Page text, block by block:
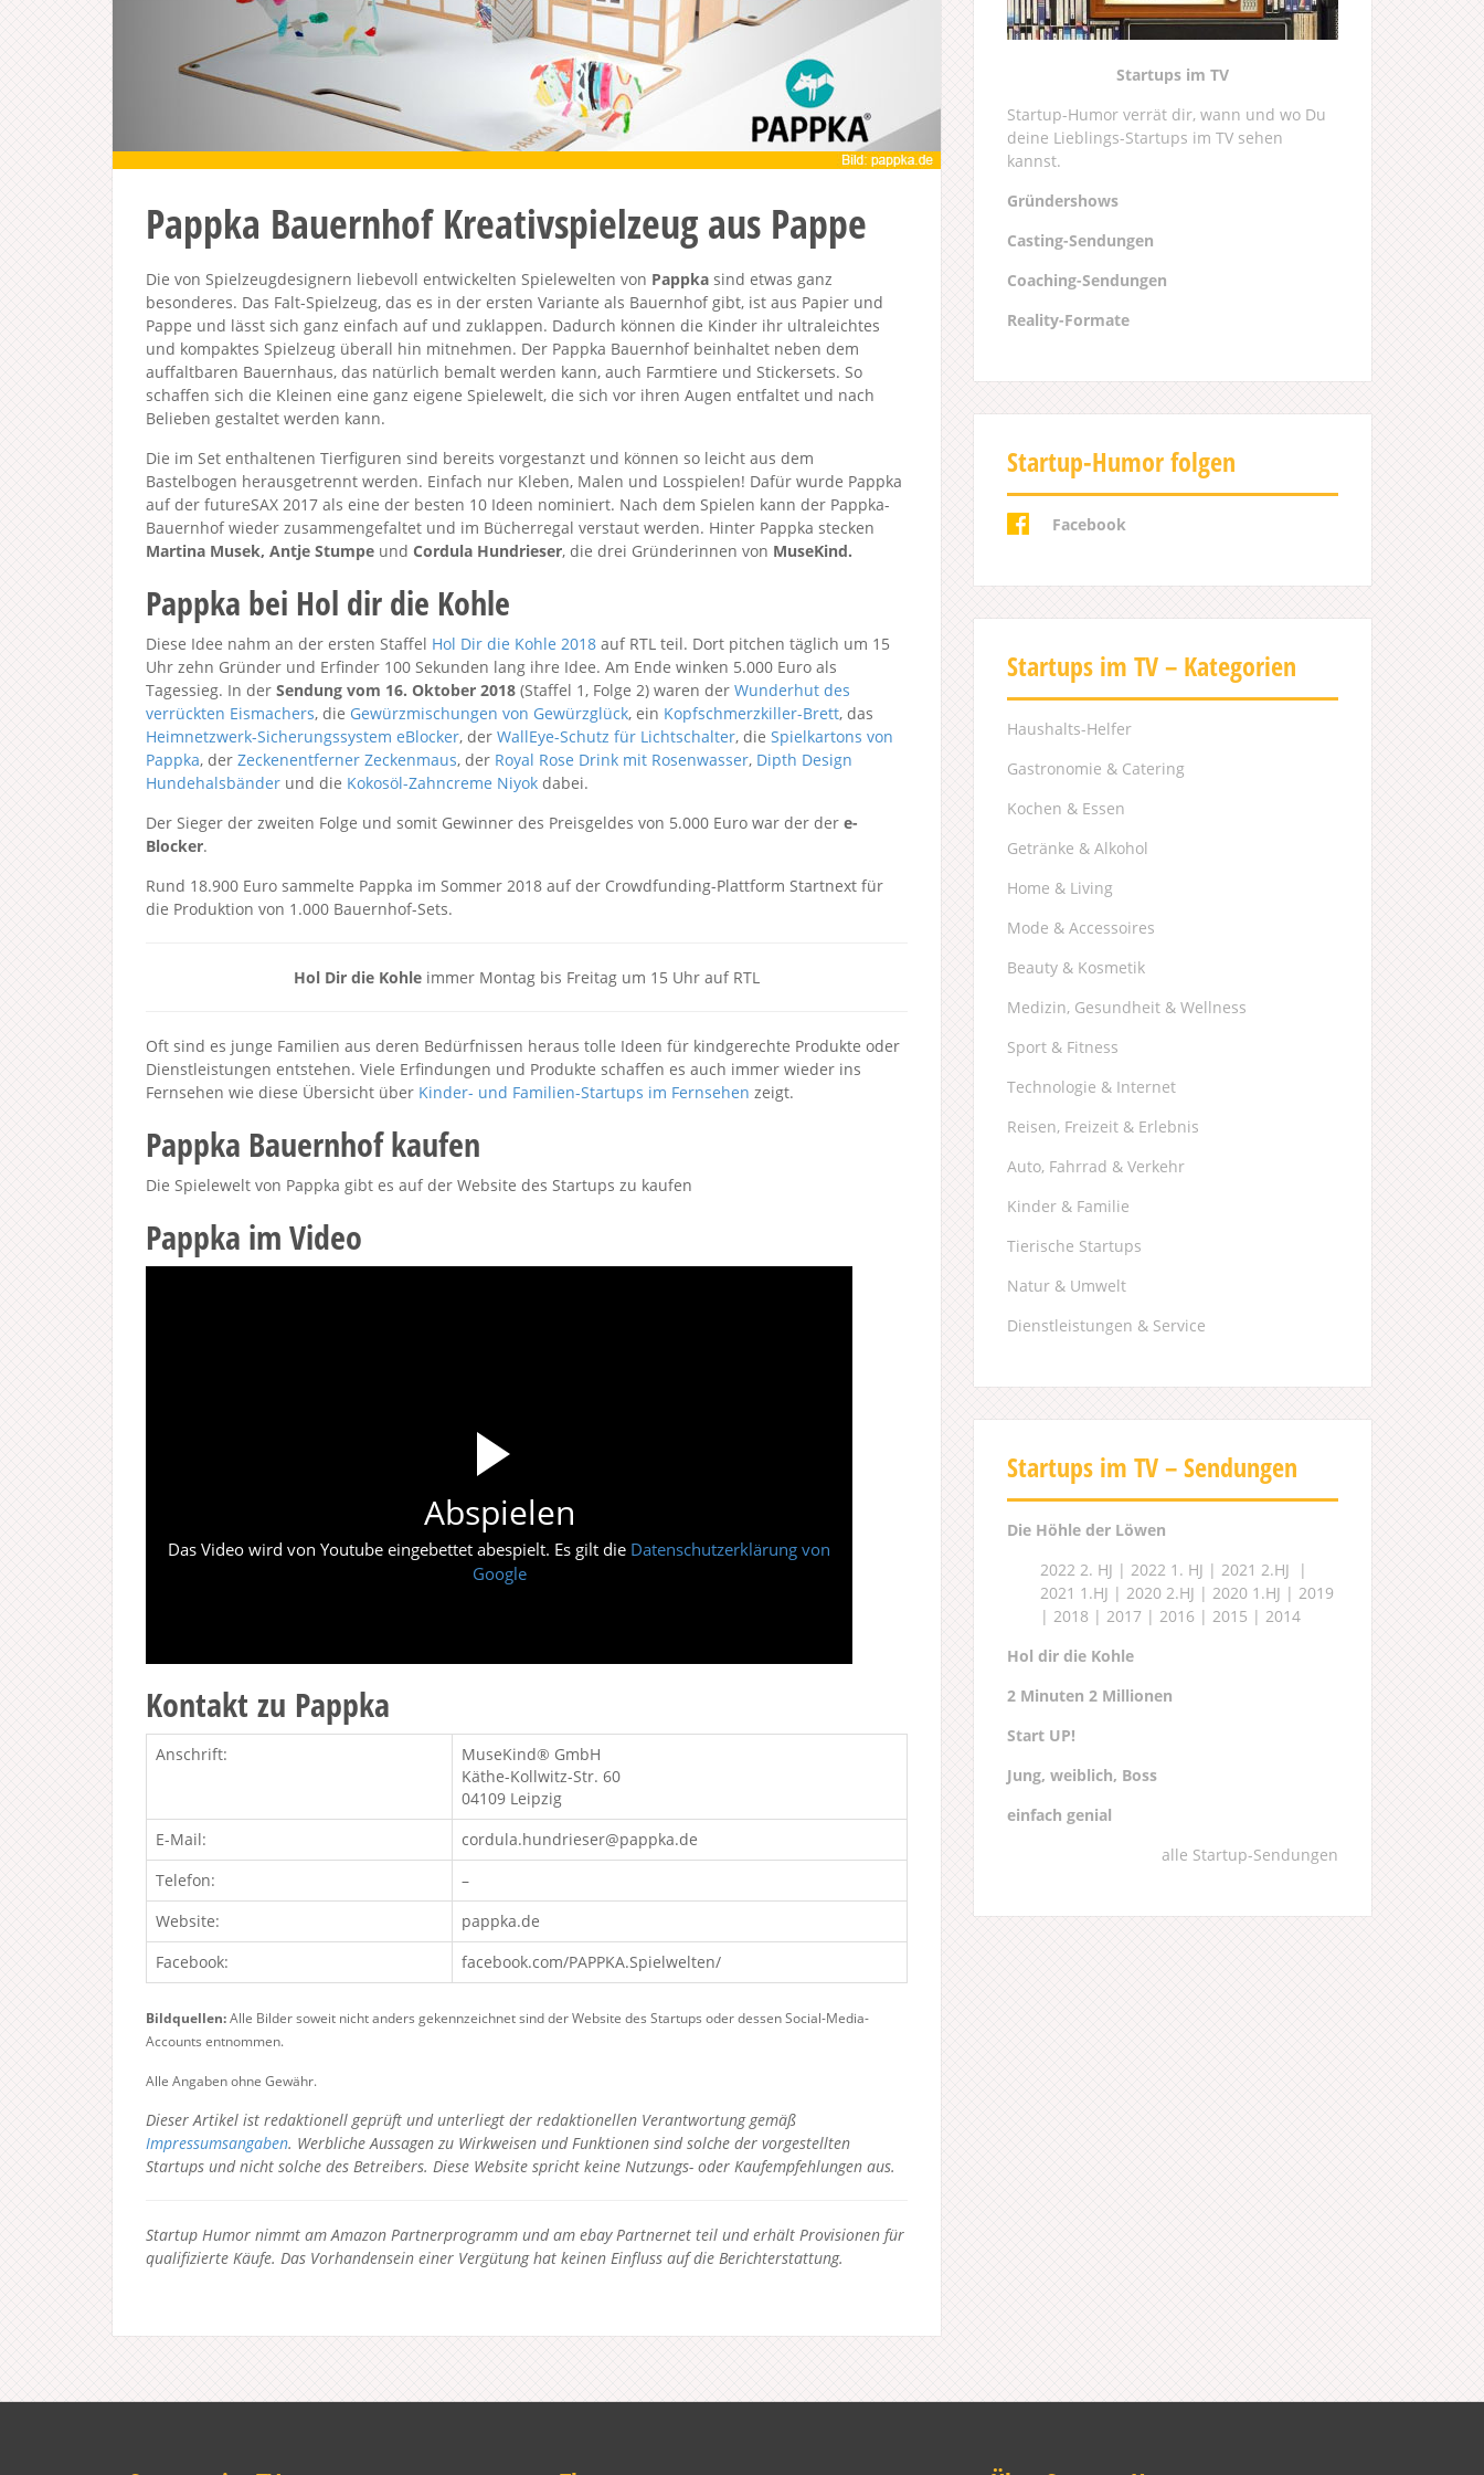
Pappka Bauernhof Kreativspielzeug aus Pappe
Die von Spielzeugdesignern liebevoll entwickelten Spielewelten von Pappka sind etwas ganz
besonderes. Das Falt-Spielzeug, das es in der ersten Variante als Bauernhof gibt, ist aus Papier und
Pappe und lässt sich ganz einfach auf und zuklappen. Dadurch können die Kinder ihr ultraleichtes
und kompaktes Spielzeug überall hin mitnehmen. Der Pappka Bauernhof beinhaltet neben dem
auffaltbaren Bauernhaus, das natürlich bemalt werden kann, auch Farmtiere und Stickersets. So
schaffen sich die Kleinen eine ganz eigene Spielewelt, die sich vor ihren Augen entfaltet und nach
Belieben gestaltet werden kann.
Die im Set enthaltenen Tierfiguren sind bereits vorgestanzt und können so leicht aus dem
Bastelbogen herausgetrennt werden. Einfach nur Kleben, Malen und Losspielen! Dafür wurde Pappka
auf der futureSAX 2017 als eine der besten 10 Ideen nominiert. Nach dem Spielen kann der Pappka-
Bauernhof wieder zusammengefaltet und im Bücherregal verstaut werden. Hinter Pappka stecken
Martina Musek, Antje Stumpe und Cordula Hundrieser, die drei Gründerinnen von MuseKind.
Pappka bei Hol dir die Kohle
Diese Idee nahm an der ersten Staffel Hol Dir die Kohle 2018 auf RTL teil. Dort pitchen täglich um 15
Uhr zehn Gründer und Erfinder 100 Sekunden lang ihre Idee. Am Ende winken 5.000 Euro als
Tagessieg. In der Sendung vom 16. Oktober 2018 (Staffel 1, Folge 2) waren der Wunderhut des
verrückten Eismachers, die Gewürzmischungen von Gewürzglück, ein Kopfschmerzkiller-Brett, das
Heimnetzwerk-Sicherungssystem eBlocker, der WallEye-Schutz für Lichtschalter, die Spielkartons von
Pappka, der Zeckenentferner Zeckenmaus, der Royal Rose Drink mit Rosenwasser, Dipth Design
Hundehalsbänder und die Kokosöl-Zahncreme Niyok dabei.
Der Sieger der zweiten Folge und somit Gewinner des Preisgeldes von 5.000 Euro war der der e-
Blocker.
Rund 18.900 Euro sammelte Pappka im Sommer 2018 auf der Crowdfunding-Plattform Startnext für
die Produktion von 1.000 Bauernhof-Sets.
Hol Dir die Kohle immer Montag bis Freitag um 15 Uhr auf RTL
Oft sind es junge Familien aus deren Bedürfnissen heraus tolle Ideen für kindgerechte Produkte oder
Dienstleistungen entstehen. Viele Erfindungen und Produkte schaffen es auch immer wieder ins
Fernsehen wie diese Übersicht über Kinder- und Familien-Startups im Fernsehen zeigt.
Pappka Bauernhof kaufen
Die Spielewelt von Pappka gibt es auf der Website des Startups zu kaufen
Pappka im Video
Abspielen
Das Video wird von Youtube eingebettet abespielt. Es gilt die Datenschutzerklärung von
Google
Kontakt zu Pappka
Anschrift:
MuseKind® GmbH
Käthe-Kollwitz-Str. 60
04109 Leipzig
E-Mail:
cordula.hundrieser@pappka.de
Telefon:
–
Website:
pappka.de
Facebook:
facebook.com/PAPPKA.Spielwelten/
Bildquellen:Alle Bilder soweit nicht anders gekennzeichnet sind der Website des Startups oder dessen Social-Media-
Accounts entnommen.
Alle Angaben ohne Gewähr.
Dieser Artikel ist redaktionell geprüft und unterliegt der redaktionellen Verantwortung gemäß
Impressumsangaben. Werbliche Aussagen zu Wirkweisen und Funktionen sind solche der vorgestellten
Startups und nicht solche des Betreibers. Diese Website spricht keine Nutzungs- oder Kaufempfehlungen aus.
Startup Humor nimmt am Amazon Partnerprogramm und am ebay Partnernet teil und erhält Provisionen für
qualifizierte Käufe. Das Vorhandensein einer Vergütung hat keinen Einfluss auf die Berichterstattung.
Startups im TV
Startup-Humor verrät dir, wann und wo Du
deine Lieblings-Startups im TV sehen
kannst.
Gründershows
Casting-Sendungen
Coaching-Sendungen
Reality-Formate
Startup-Humor folgen
Facebook
Startups im TV – Kategorien
Haushalts-Helfer
Gastronomie & Catering
Kochen & Essen
Getränke & Alkohol
Home & Living
Mode & Accessoires
Beauty & Kosmetik
Medizin, Gesundheit & Wellness
Sport & Fitness
Technologie & Internet
Reisen, Freizeit & Erlebnis
Auto, Fahrrad & Verkehr
Kinder & Familie
Tierische Startups
Natur & Umwelt
Dienstleistungen & Service
Startups im TV – Sendungen
Die Höhle der Löwen
2022 2. HJ | 2022 1. HJ | 2021 2.HJ |
2021 1.HJ | 2020 2.HJ | 2020 1.HJ | 2019
| 2018 | 2017 | 2016 | 2015 | 2014
Hol dir die Kohle
2 Minuten 2 Millionen
Start UP!
Jung, weiblich, Boss
einfach genial
alle Startup-Sendungen